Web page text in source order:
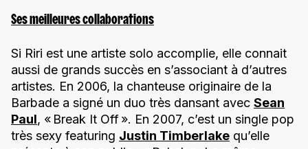
Ses meilleures collaborations
Si Riri est une artiste solo accomplie, elle connait
aussi de grands succès en s’associant à d’autres
artistes. En 2006, la chanteuse originaire de la
Barbade a signé un duo très dansant avec Sean
Paul, « Break It Off ». En 2007, c’est un single pop
très sexy featuring Justin Timberlake qu’elle